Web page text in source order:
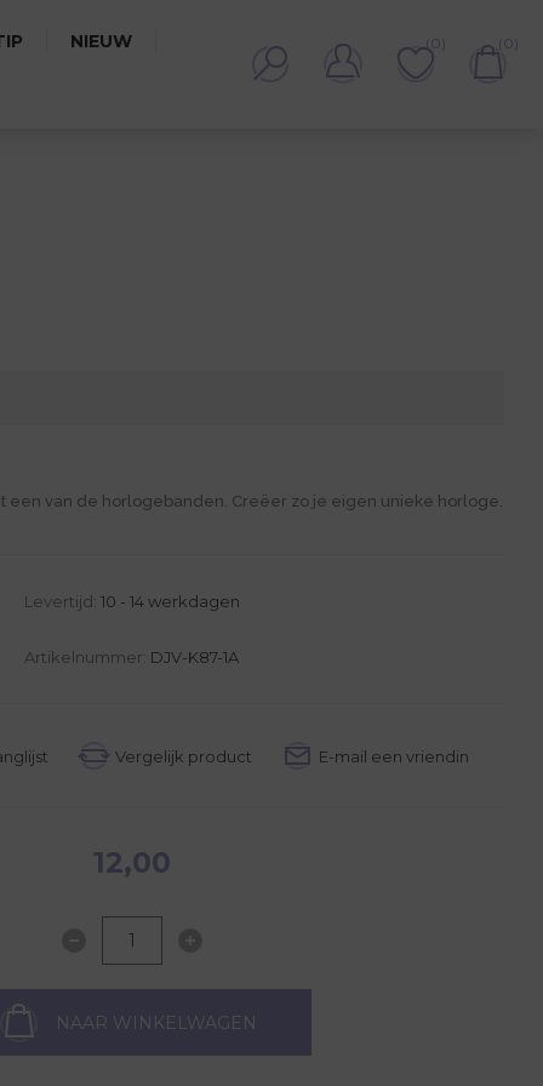
NIEUW (0) (0)
een van de horlogebanden. Creëer zo je eigen unieke horloge.
Levertijd: 10 - 14 werkdagen
Artikelnummer: DJV-K87-1A
12,00
NAAR WINKELWAGEN